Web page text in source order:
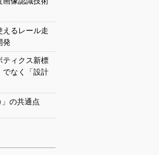
えるレール走
発
ティクス新標
でなく「設計
の共通点